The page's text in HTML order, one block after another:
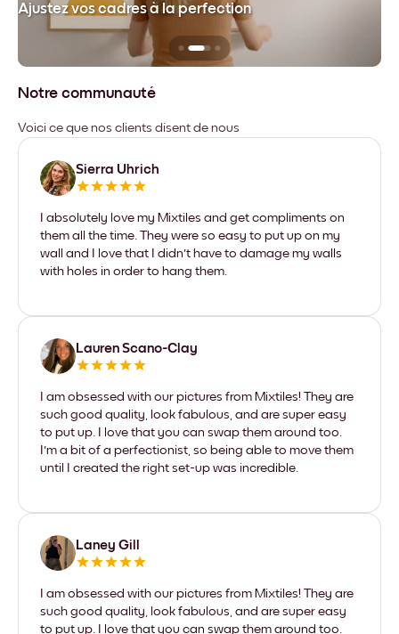
Ajustez vos cadres à la perfection
Notre communauté
Voici ce que nos clients disent de nous
Sierra Uhrich
I absolutely love my Mixtiles and get compliments on
them all the time. They were so easy to put up on my
wall and I love that I didn't have to damage my walls
with holes in order to hang them.
Lauren Scano-Clay
I am obsessed with our pictures from Mixtiles! They are
such good quality, look fabulous, and are super easy
to put up. I love that you can swap them around too.
I'm a bit of a perfectionist, so being able to move them
until I created the right set-up was incredible.
Laney Gill
I am obsessed with our pictures from Mixtiles! They are
such good quality, look fabulous, and are super easy
to put up. I love that you can swap them around too.